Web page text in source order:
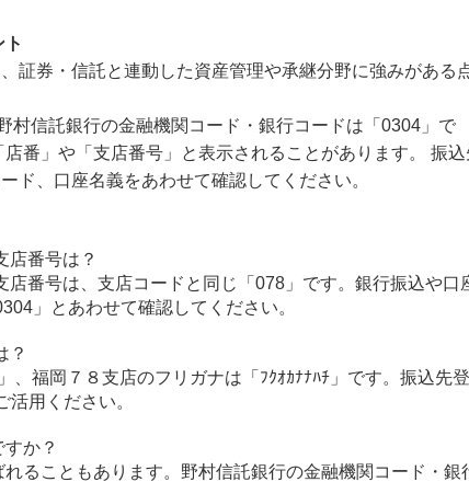
証券・信託と連動した資産管理や承継分野に強みがある
村信託銀行の金融機関コード・銀行コードは「0304」で
番」や「支店番号」と表示されることがあります。 振込
ド、口座名義をあわせて確認してください。
店番号は？
店番号は、支店コードと同じ「078」です。銀行振込や口
」とあわせて確認してください。
？
、福岡７８支店のフリガナは「ﾌｸｵｶﾅﾅﾊﾁ」です。振込先登
用ください。
か？
ることもあります。野村信託銀行の金融機関コード・銀